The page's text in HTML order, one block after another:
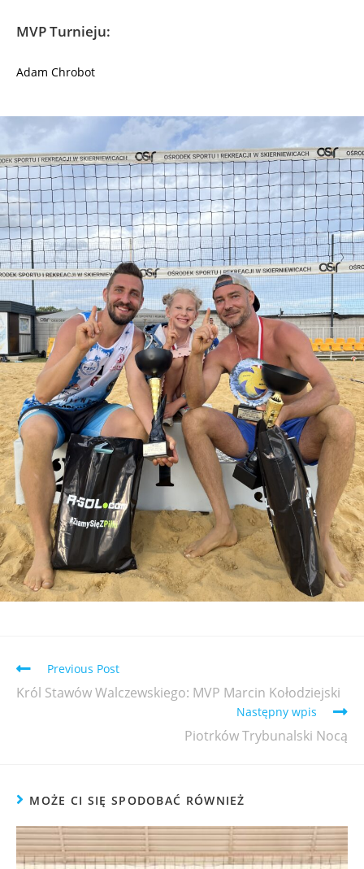
MVP Turnieju:
Adam Chrobot
Previous Post
Król Stawów Walczewskiego: MVP Marcin Kołodziejski
Następny wpis
Piotrków Trybunalski Nocą
MOŻE CI SIĘ SPODOBAĆ RÓWNIEŻ